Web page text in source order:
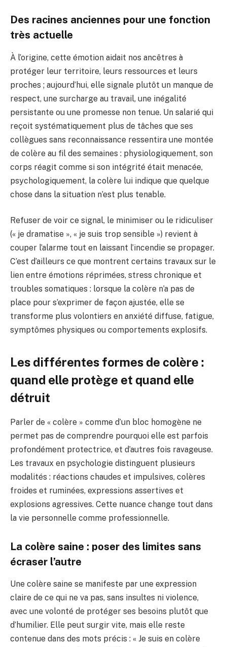
Des racines anciennes pour une fonction
très actuelle
À l’origine, cette émotion aidait nos ancêtres à
protéger leur territoire, leurs ressources et leurs
proches ; aujourd’hui, elle signale plutôt un manque de
respect, une surcharge au travail, une inégalité
persistante ou une promesse non tenue. Un salarié qui
reçoit systématiquement plus de tâches que ses
collègues sans reconnaissance ressentira une montée
de colère au fil des semaines : physiologiquement, son
corps réagit comme si son intégrité était menacée,
psychologiquement, la colère lui indique que quelque
chose dans la situation n’est plus tenable.
Refuser de voir ce signal, le minimiser ou le ridiculiser
(« je dramatise », « je suis trop sensible ») revient à
couper l’alarme tout en laissant l’incendie se propager.
C’est d’ailleurs ce que montrent certains travaux sur le
lien entre émotions réprimées, stress chronique et
troubles somatiques : lorsque la colère n’a pas de
place pour s’exprimer de façon ajustée, elle se
transforme plus volontiers en anxiété diffuse, fatigue,
symptômes physiques ou comportements explosifs.
Les différentes formes de colère :
quand elle protège et quand elle
détruit
Parler de « colère » comme d’un bloc homogène ne
permet pas de comprendre pourquoi elle est parfois
profondément protectrice, et d’autres fois ravageuse.
Les travaux en psychologie distinguent plusieurs
modalités : réactions chaudes et impulsives, colères
froides et ruminées, expressions assertives et
explosions agressives. Cette nuance change tout dans
la vie personnelle comme professionnelle.
La colère saine : poser des limites sans
écraser l’autre
Une colère saine se manifeste par une expression
claire de ce qui ne va pas, sans insultes ni violence,
avec une volonté de protéger ses besoins plutôt que
d’humilier. Elle peut surgir vite, mais elle reste
contenue dans des mots précis : « Je suis en colère